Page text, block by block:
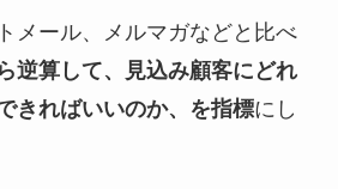
メール、メルマガなどと比べ
逆算して、見込み顧客にどれ
きればいいのか、を指標にし